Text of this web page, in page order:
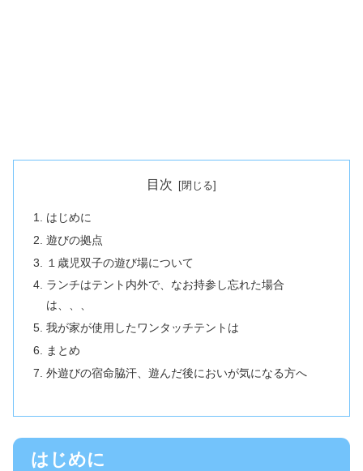
目次
はじめに
遊びの拠点
１歳児双子の遊び場について
ランチはテント内外で、なお持参し忘れた場合
は、、、
我が家が使用したワンタッチテントは
まとめ
外遊びの宿命脇汗、遊んだ後においが気になる方へ
はじめに